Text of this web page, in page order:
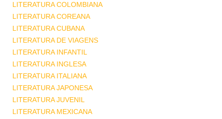
LITERATURA COLOMBIANA
LITERATURA COREANA
LITERATURA CUBANA
LITERATURA DE VIAGENS
LITERATURA INFANTIL
LITERATURA INGLESA
LITERATURA ITALIANA
LITERATURA JAPONESA
LITERATURA JUVENIL
LITERATURA MEXICANA